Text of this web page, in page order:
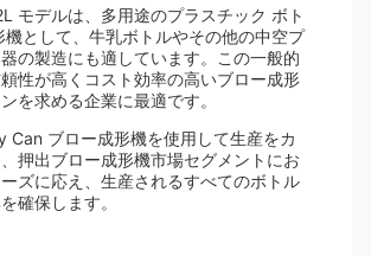
モデルは、多用途のプラスチック ボト
機として、牛乳ボトルやその他の中空プ
の製造にも適しています。この一般的
性が高くコスト効率の高いブロー成形
を求める企業に最適です。
Can ブロー成形機を使用して生産をカ
押出ブロー成形機市場セグメントにお
ズに応え、生産されるすべてのボトル
確保します。